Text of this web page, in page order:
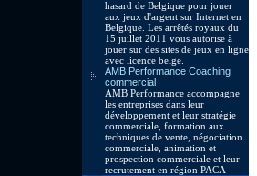
hasard de Belgique pour jouer
aux jeux d'argent sur Internet en
Belgique. Les arrêtés royaux du
15 juillet 2011 vous autorise à
jouer sur des sites de jeux en ligne
avec licence belge.
AMB Performance Coaching
commercial
AMB Performance accompagne
les entreprises dans leur
développement et leur stratégie
commerciale, formation aux
techniques de vente, négociation
commerciale, animation et
prospection commerciale et leur
recrutement en région PACA